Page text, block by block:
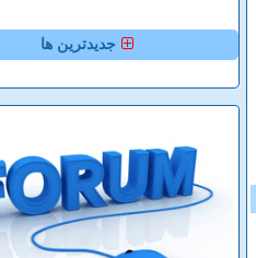
جدیدترین ها